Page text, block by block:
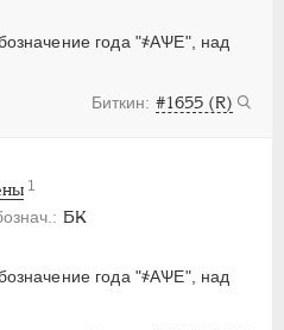
года "҂АѰЕ", над
#1655 (R)
БК
года "҂АѰЕ", над
1